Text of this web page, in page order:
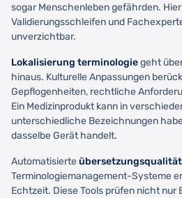
sogar Menschenleben gefährden.
Validierungsschleifen und
unverzichtbar.
Lokalisierung terminologiegeht
hinaus. Kulturelle Anpassungen
Gepflogenheiten, rechtliche
Ein Medizinprodukt kann in
unterschiedliche Bezeichnungen
dasselbe Gerät handelt.
Automatisierteübersetzungsqualität
Terminologiemanagement-Systeme
Echtzeit. Diese Tools prüfen nicht nur